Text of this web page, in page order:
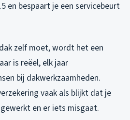
en bespaart je een servicebeurt
zelf moet, wordt het een
is reëel, elk jaar
bij dakwerkzaamheden.
vaak als blijkt dat je
en er iets misgaat.